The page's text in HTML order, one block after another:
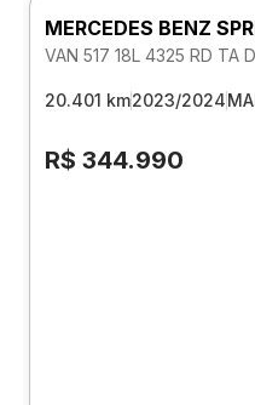
MERCEDES BENZ
VAN 517 18L 4325 RD TA
20.401 km2023/2024
R$ 344.990